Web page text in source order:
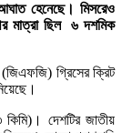
হেনেছে। মিসরেও
মাত্রা ছিল ৬ দশমিক
(জিএফজি) গ্রিসের ক্রিট
দেশটির জাতীয়